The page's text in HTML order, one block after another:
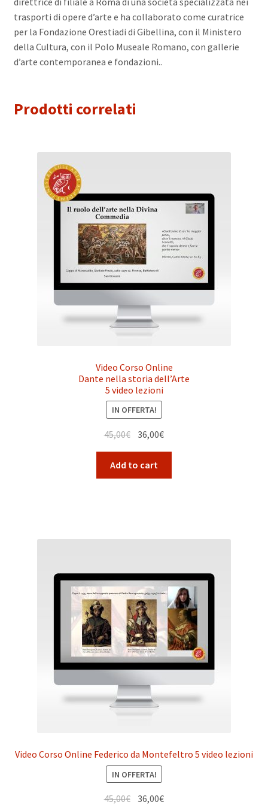
trasporti di opere d’arte e ha collaborato come curatrice
per la Fondazione Orestiadi di Gibellina, con il Ministero
della Cultura, con il Polo Museale Romano, con gallerie
d’arte contemporanea e fondazioni..
Prodotti correlati
Video Corso Online
Dante nella storia dell’Arte
5 video lezioni
IN OFFERTA!
45,00€
prezzo
originale
era:
36,00€Il
prezzo
è:
Add to cart
Video Corso Online Federico da Montefeltro 5 video lezioni
IN OFFERTA!
45,00€ 36,00€Il